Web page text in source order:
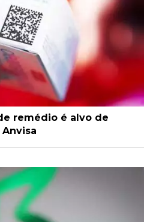
remédio é alvo de